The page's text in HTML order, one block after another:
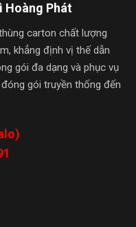
Hoàng Phát
carton chất lượng
khẳng định vị thế dẫn
gói đa dạng và phục vụ
gói truyền thống đến